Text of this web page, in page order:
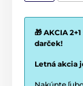
🎁 AKCIA
darček!
Letná akcia